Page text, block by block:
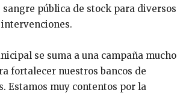
sangre pública de stock para diversos
se suma a una campaña mucho
fortalecer nuestros bancos de
Estamos muy contentos por la